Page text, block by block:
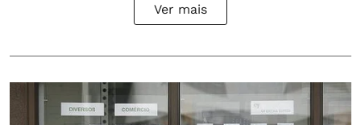
Ver mais